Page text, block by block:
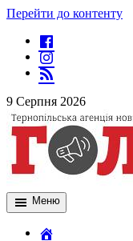
Перейти до контенту
9 Серпня 2026
Меню